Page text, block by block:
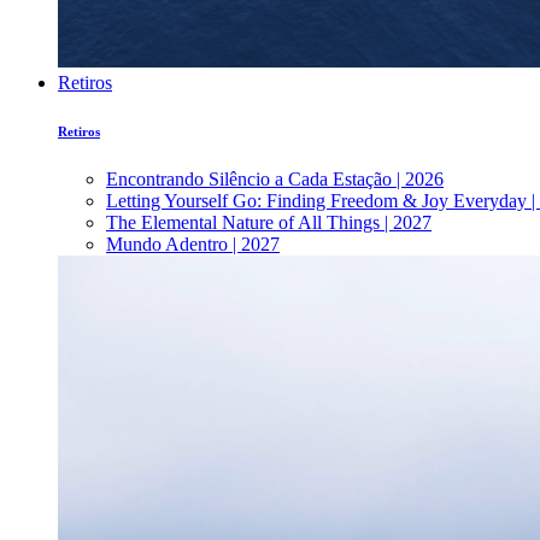
Retiros
Retiros
Encontrando Silêncio a Cada Estação | 2026
Letting Yourself Go: Finding Freedom & Joy Everyday |
The Elemental Nature of All Things | 2027
Mundo Adentro | 2027